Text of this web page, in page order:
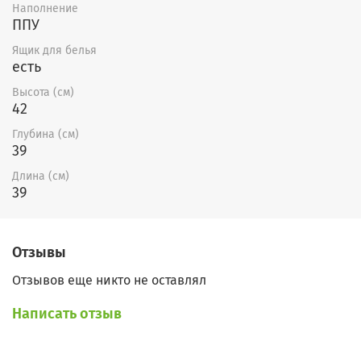
Наполнение
ППУ
Ящик для белья
есть
Высота (см)
42
Глубина (см)
39
Длина (см)
39
Отзывы
Отзывов еще никто не оставлял
Написать отзыв